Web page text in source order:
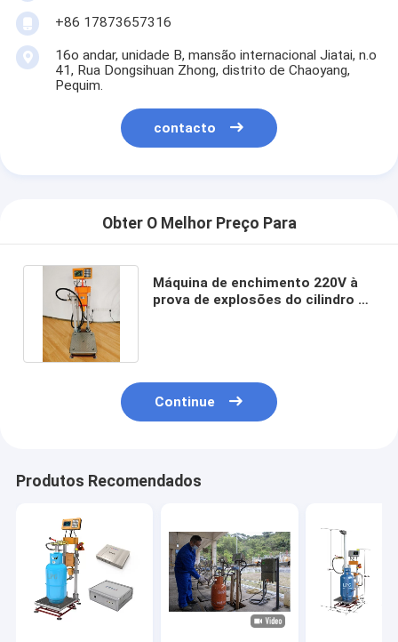
+86 17873657316
16o andar, unidade B, mansão internacional Jiatai, n.o
41, Rua Dongsihuan Zhong, distrito de Chaoyang,
Pequim.
contacto
Obter O Melhor Preço Para
Máquina de enchimento 220V à
prova de explosões do cilindro de
Continue
Produtos Recomendados